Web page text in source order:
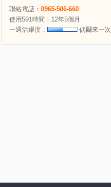
聯絡電話： 0965-506-660
使用591時間：12年5個月
一週活躍度：
偶爾來一次